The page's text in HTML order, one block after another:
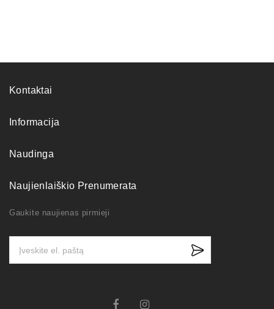
Kontaktai
Informacija
Naudinga
Naujienlaiškio Prenumerata
Gaukite naujienas pirmieji